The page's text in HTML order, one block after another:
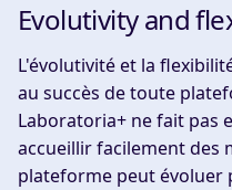
Evolutivity and
L'évolutivité et la
au succès de toute
Laboratoria+ ne fait pas
accueillir facilement des
plateforme peut évoluer